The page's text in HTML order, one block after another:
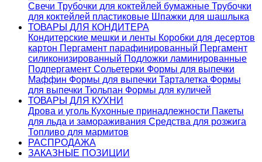
Свечи Трубочки для коктейлей бумажные Трубочки
для коктейлей пластиковые Шпажки для шашлыка
ТОВАРЫ ДЛЯ КОНДИТЕРА
Кондитерские мешки и ленты Коробки для десертов
картон Пергамент парафинированный Пергамент
силиконизированный Подложки ламинированные
Подпергамент Сольетерки Формы для выпечки
Маффин Формы для выпечки Тарталетка Формы
для выпечки Тюльпан Формы для куличей
ТОВАРЫ ДЛЯ КУХНИ
Дрова и уголь Кухонные принадлежности Пакеты
для льда и замораживания Средства для розжига
Топливо для мармитов
РАСПРОДАЖА
ЗАКАЗНЫЕ ПОЗИЦИИ